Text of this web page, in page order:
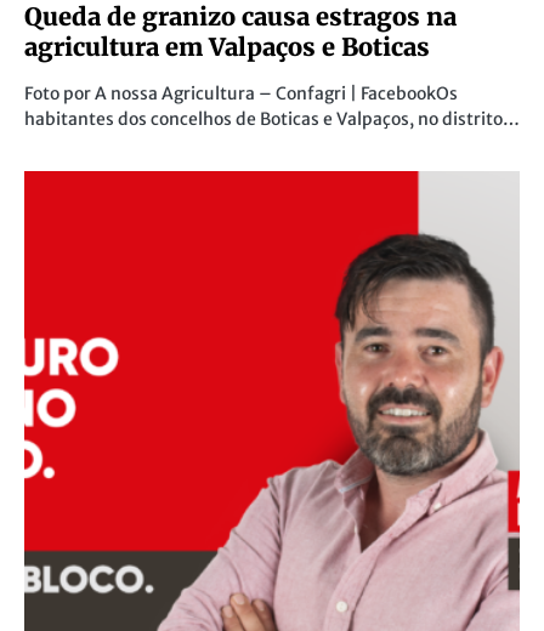
Queda de granizo causa estragos na
agricultura em Valpaços e Boticas
Foto por A nossa Agricultura – Confagri | FacebookOs
habitantes dos concelhos de Boticas e Valpaços, no distrito…